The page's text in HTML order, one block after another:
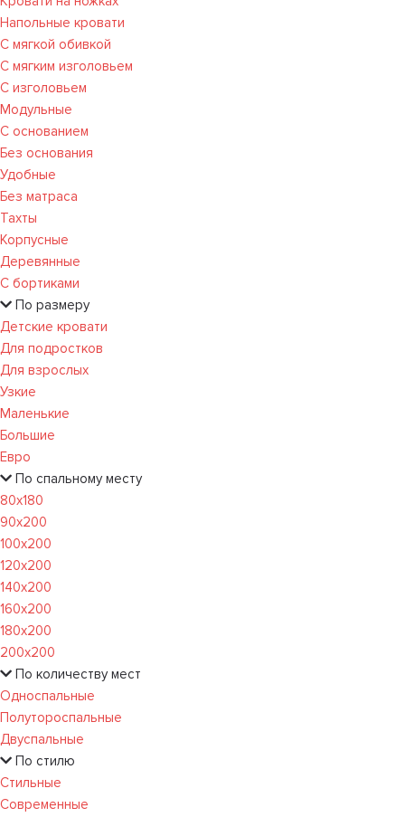
Напольные кровати
С мягкой обивкой
С мягким изголовьем
С изголовьем
Модульные
С основанием
Без основания
Удобные
Без матраса
Тахты
Корпусные
Деревянные
С бортиками
По размеру
Детские кровати
Для подростков
Для взрослых
Узкие
Маленькие
Большие
Евро
По спальному месту
80х180
90х200
100х200
120x200
140х200
160х200
180х200
200х200
По количеству мест
Односпальные
Полутороспальные
Двуспальные
По стилю
Стильные
Современные